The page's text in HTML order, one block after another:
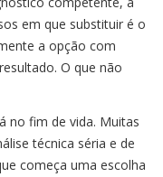
em que substituir é o
a opção com
O que não
no fim de vida. Muitas
técnica séria e de
começa uma escolha